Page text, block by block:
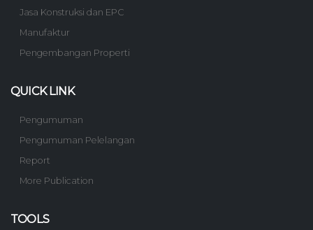
Jasa Konstruksi dan EPC
Manufaktur
Pengembangan Properti
QUICK LINK
Pengumuman
Pengumuman Pelelangan
Report
More Publication
TOOLS